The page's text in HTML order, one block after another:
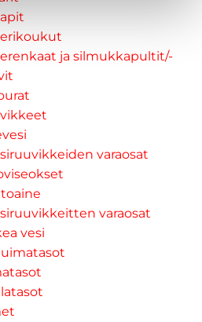
ja silmukkapultit/-
varaosat
varaosat
vesi
uimatasot